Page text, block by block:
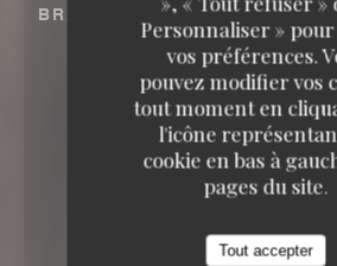
Personnaliser »
vos préférences.
pouvez modifier vos
tout moment en
l'icône
cookie en bas à
pages du site.
Tout accepter
BRASSERIE – FRUITS DE
6, RUE COQUILLIÈRE